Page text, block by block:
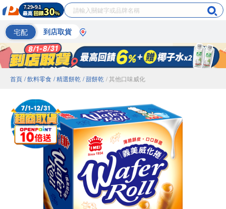
宅配 到店取貨
首頁 / 飲料零食 / 精選餅乾 / 甜餅乾 / 其他口味威化